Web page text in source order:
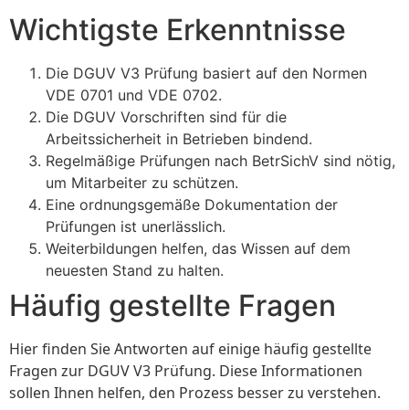
Wichtigste Erkenntnisse
Die DGUV V3 Prüfung basiert auf den Normen
VDE 0701 und VDE 0702.
Die DGUV Vorschriften sind für die
Arbeitssicherheit in Betrieben bindend.
Regelmäßige Prüfungen nach BetrSichV sind nötig,
um Mitarbeiter zu schützen.
Eine ordnungsgemäße Dokumentation der
Prüfungen ist unerlässlich.
Weiterbildungen helfen, das Wissen auf dem
neuesten Stand zu halten.
Häufig gestellte Fragen
Hier finden Sie Antworten auf einige häufig gestellte
Fragen zur DGUV V3 Prüfung. Diese Informationen
sollen Ihnen helfen, den Prozess besser zu verstehen.